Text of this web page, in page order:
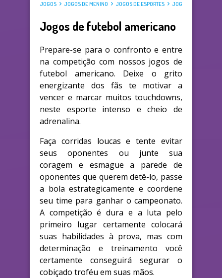
JOGOS JOGOS DE MENINO JOGOS DE ESPORTES JOGOS DE FUTEBOL
Jogos de futebol americano
Prepare-se para o confronto e entre
na competição com nossos jogos de
futebol americano. Deixe o grito
energizante dos fãs te motivar a
vencer e marcar muitos touchdowns,
neste esporte intenso e cheio de
adrenalina.
Faça corridas loucas e tente evitar
seus oponentes ou junte sua
coragem e esmague a parede de
oponentes que querem detê-lo, passe
a bola estrategicamente e coordene
seu time para ganhar o campeonato.
A competição é dura e a luta pelo
primeiro lugar certamente colocará
suas habilidades à prova, mas com
determinação e treinamento você
certamente conseguirá segurar o
cobiçado troféu em suas mãos.